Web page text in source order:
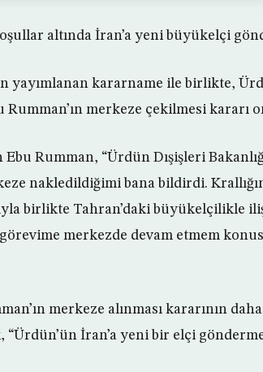
altında İran’a yeni büyükelçi
yayımlanan kararname ile birlikte,
merkeze çekilmesi kararı
Ebu Rumman, “Ürdün Dışişleri
nakledildiğimi bana bildirdi.
birlikte Tahran’daki büyükelçilikle
merkezde devam etmem
merkeze alınması kararının
“Ürdün’ün İran’a yeni bir elçi